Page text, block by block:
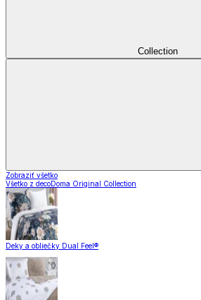
Collection
Zobraziť všetko
Všetko z decoDoma Original Collection
Deky a obliečky Dual Feel®